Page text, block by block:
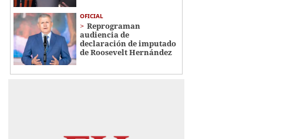
OFICIAL
Reprograman
audiencia de
declaración de imputado
de Roosevelt Hernández